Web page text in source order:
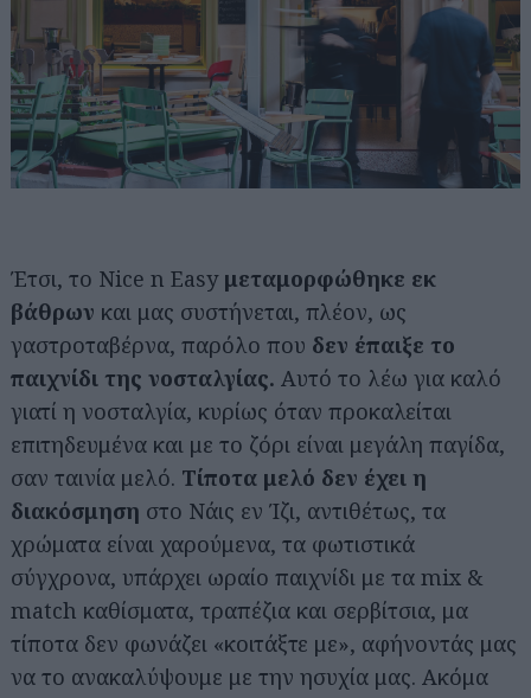
Έτσι, το Nice n Easy μεταμορφώθηκε εκ
βάθρων και μας συστήνεται, πλέον, ως
γαστροταβέρνα, παρόλο που δεν έπαιξε το
παιχνίδι της νοσταλγίας. Αυτό το λέω για καλό
γιατί η νοσταλγία, κυρίως όταν προκαλείται
επιτηδευμένα και με το ζόρι είναι μεγάλη παγίδα,
σαν ταινία μελό. Τίποτα μελό δεν έχει η
διακόσμηση στο Νάις εν Ίζι, αντιθέτως, τα
χρώματα είναι χαρούμενα, τα φωτιστικά
σύγχρονα, υπάρχει ωραίο παιχνίδι με τα mix &
match καθίσματα, τραπέζια και σερβίτσια, μα
τίποτα δεν φωνάζει «κοιτάξτε με», αφήνοντάς μας
να το ανακαλύψουμε με την ησυχία μας. Ακόμα